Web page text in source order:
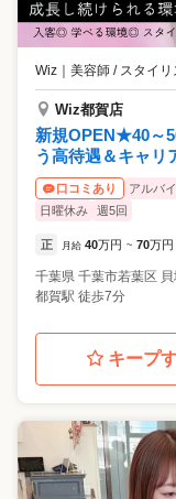
Wiz 美容師 / スタイリ
Wiz都賀店
新規OPEN★40～
う高待遇＆キャリ
口コミあり アルバ
日曜休み
週5回
正 月給 40万円 ~ 70万円
千葉県 千葉市若葉区
都賀駅 徒歩7分
キープ